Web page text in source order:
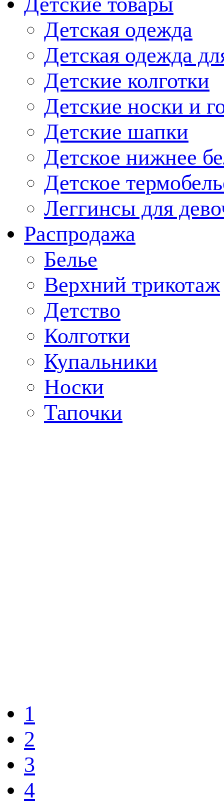
Детская одежда
Детская одежда
Детские колготки
Детские носки и
Детские шапки
Детское нижнее
Детское
Леггинсы для
Распродажа
Белье
Верхний трикотаж
Детство
Колготки
Купальники
Носки
Тапочки
1
2
3
4